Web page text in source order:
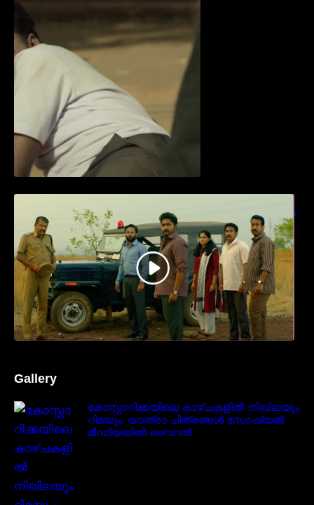
എത്തുന്ന “പാർട്നെർസ്” പ്രേക്ഷക ശ്രദ്ധ
നേടിയ ടീസർ കാണാം..
Gallery
കോസ്റ്റാറിക്കയിലെ കാഴ്ചകളിൽ നിഖിലയും
റിമയും: യാത്രാ ചിത്രങ്ങൾ സോഷ്യൽ
മീഡിയയിൽ വൈറൽ